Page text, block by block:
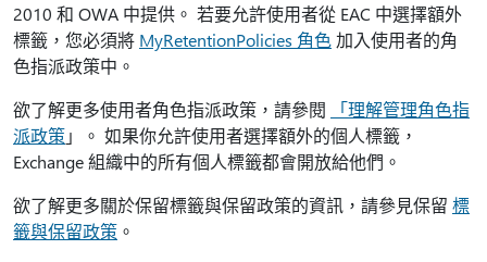
2010 和 OWA 中提供。 若要允許使用者從 EAC 中選擇額外
標籤，您必須將 MyRetentionPolicies 角色加入使用者的角
色指派政策中。
欲了解更多使用者角色指派政策，請參閱
「理解管理角色指
派政策」。 如果你允許使用者選擇額外的個人標籤，
Exchange 組織中的所有個人標籤都會開放給他們。
欲了解更多關於保留標籤與保留政策的資訊，請參見保留 標
籤與保留政策 。